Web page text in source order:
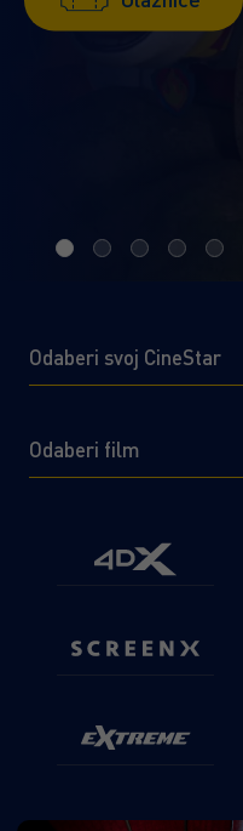
Ulaznice
Saznaj više!
Saznaj više!
Odaberi svoj CineStar
Odaberi film